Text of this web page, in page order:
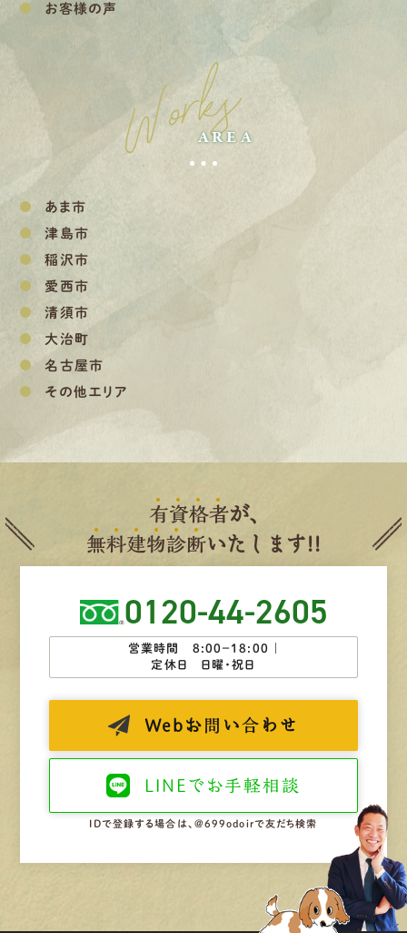
お客様の声
Works
AREA
あま市
津島市
稲沢市
愛西市
清須市
大治町
名古屋市
その他エリア
有資格者が、
無料建物診断いたします!!
0120-44-2605
営業時間 8:00−18:00 ｜
定休日 日曜・祝日
Web お問い合わせ
LINEで お手軽相談
IDで登録する場合は、@699odoirで友だち検索